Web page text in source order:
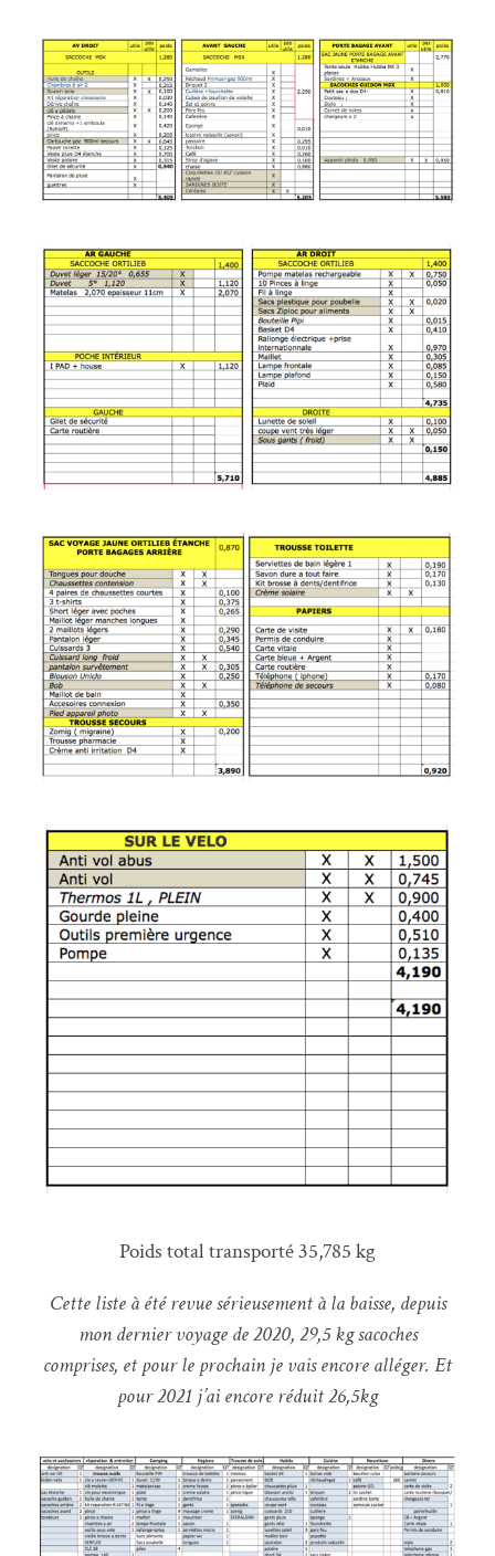
Poids total transporté 35,785 kg
Cette liste à été revue sérieusement à la baisse, depuis
mon dernier voyage de 2020, 29,5 kg sacoches
comprises, et pour le prochain je vais encore alléger. Et
pour 2021 j’ai encore réduit 26,5kg